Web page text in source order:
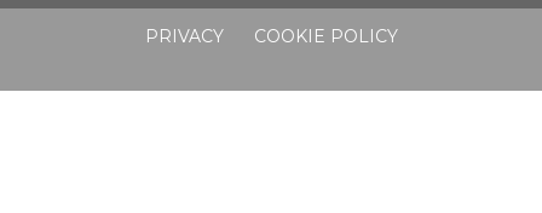
PRIVACY COOKIE POLICY